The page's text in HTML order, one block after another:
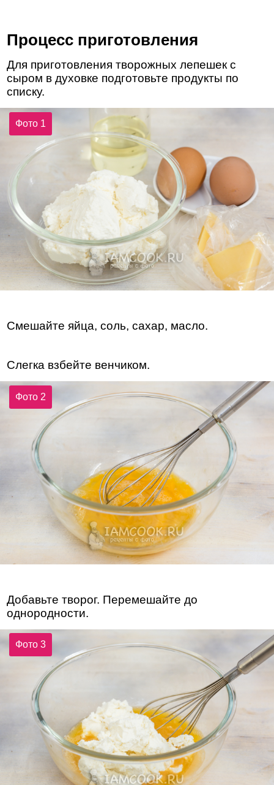
Процесс приготовления
Для приготовления творожных лепешек с
сыром в духовке подготовьте продукты по
списку.
Фото 1
Смешайте яйца, соль, сахар, масло.
Слегка взбейте венчиком.
Фото 2
Добавьте творог. Перемешайте до
однородности.
Фото 3